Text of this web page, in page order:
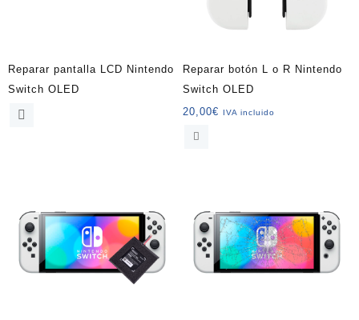
Reparar pantalla LCD Nintendo
Switch OLED
Reparar botón L o R Nintendo
Switch OLED
20,00€ IVA incluido